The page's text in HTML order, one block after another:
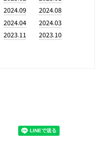
2024.09
2024.08
2024.04
2024.03
2023.11
2023.10